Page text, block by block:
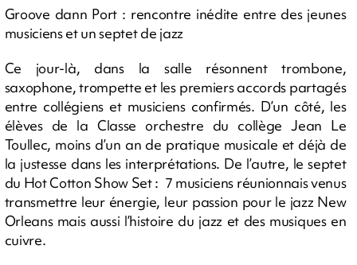
Groove dann Port : rencontre inédite entre des jeunes
musiciens et un septet de jazz
Ce jour-là, dans la salle résonnent trombone,
saxophone, trompette et les premiers accords partagés
entre collégiens et musiciens confirmés. D’un côté, les
élèves de la Classe orchestre du collège Jean Le
Toullec, moins d’un an de pratique musicale et déjà de
la justesse dans les interprétations. De l’autre, le septet
du Hot Cotton Show Set : 7 musiciens réunionnais venus
transmettre leur énergie, leur passion pour le jazz New
Orleans mais aussi l’histoire du jazz et des musiques en
cuivre.